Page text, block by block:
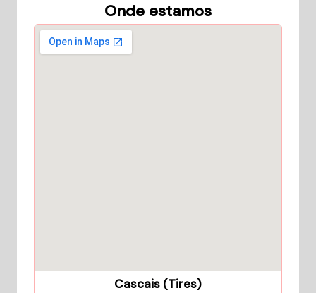
Onde estamos
Cascais (Tires)